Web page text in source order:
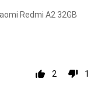
Redmi A2 32GB
2 1